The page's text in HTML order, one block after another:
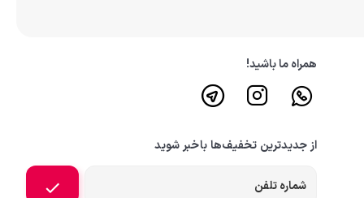
همراه ما باشید!
از جدیدترین تخفیف‌ها باخبر شوید